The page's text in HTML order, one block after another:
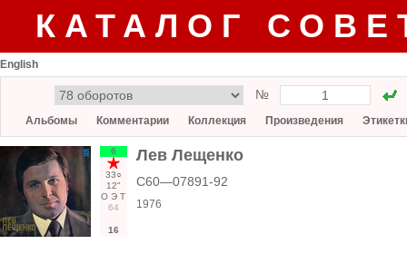
КАТАЛОГ
English
№
Альбомы Комментарии Коллекция Произведения
6
33○
12"
О Э Т
64
16
Лев Лещенко
С60—07891-92
1976